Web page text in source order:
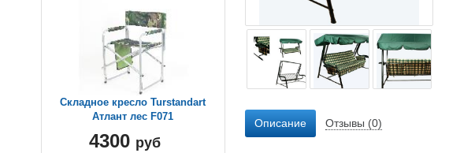
Описание Отзывы (0)
Складное кресло Turstandart
Атлант лес F071
4300 руб